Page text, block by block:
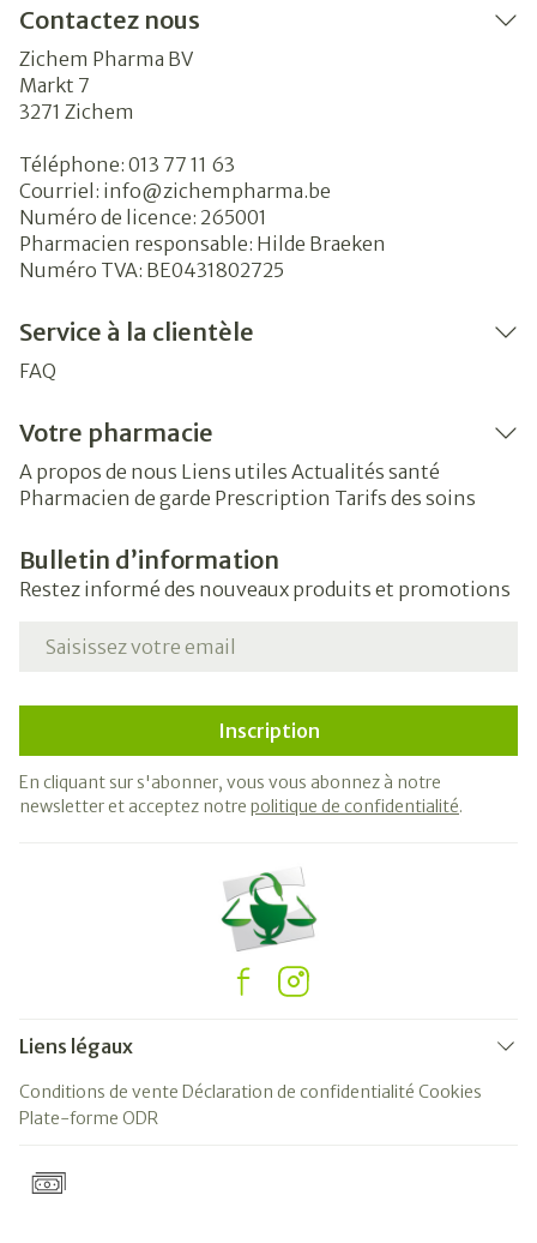
Contactez nous
Zichem Pharma BV
Markt 7
3271 Zichem
Téléphone: 013 77 11 63
Courriel: info@zichempharma.be
Numéro de licence: 265001
Pharmacien responsable: Hilde Braeken
Numéro TVA: BE0431802725
Service à la clientèle
FAQ
Votre pharmacie
A propos de nous Liens utiles Actualités santé
Pharmacien de garde Prescription Tarifs des soins
Bulletin d’information
Restez informé des nouveaux produits et promotions
Adresse mail
Inscription
En cliquant sur s'abonner, vous vous abonnez à notre
newsletter et acceptez notre politique de confidentialité.
Liens légaux
Conditions de vente Déclaration de confidentialité Cookies
Plate-forme ODR